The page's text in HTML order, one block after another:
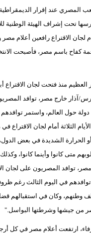
المصري عند إقرار
تحت إشراف الهيئة الوطنية
لجان الاقتراع رافعين أعلام
كفاح باسم مصر، فأصبحت
منذ فتحت لجان الاقتراع
خارج مصر، توافد المصريون
الثلاثة أمام لجان الاقتراع
أو الحرارة الشديدة في بعض
متى كانوا وأينما كانوا،
مصر، توافد المصريون على لجان
توافدهم في اليوم الثالث رغم
وطنهم، وكان في استقبالهم
من جيشها وشرطتها البواسل."
ارتفعت أعلام مصر في كل